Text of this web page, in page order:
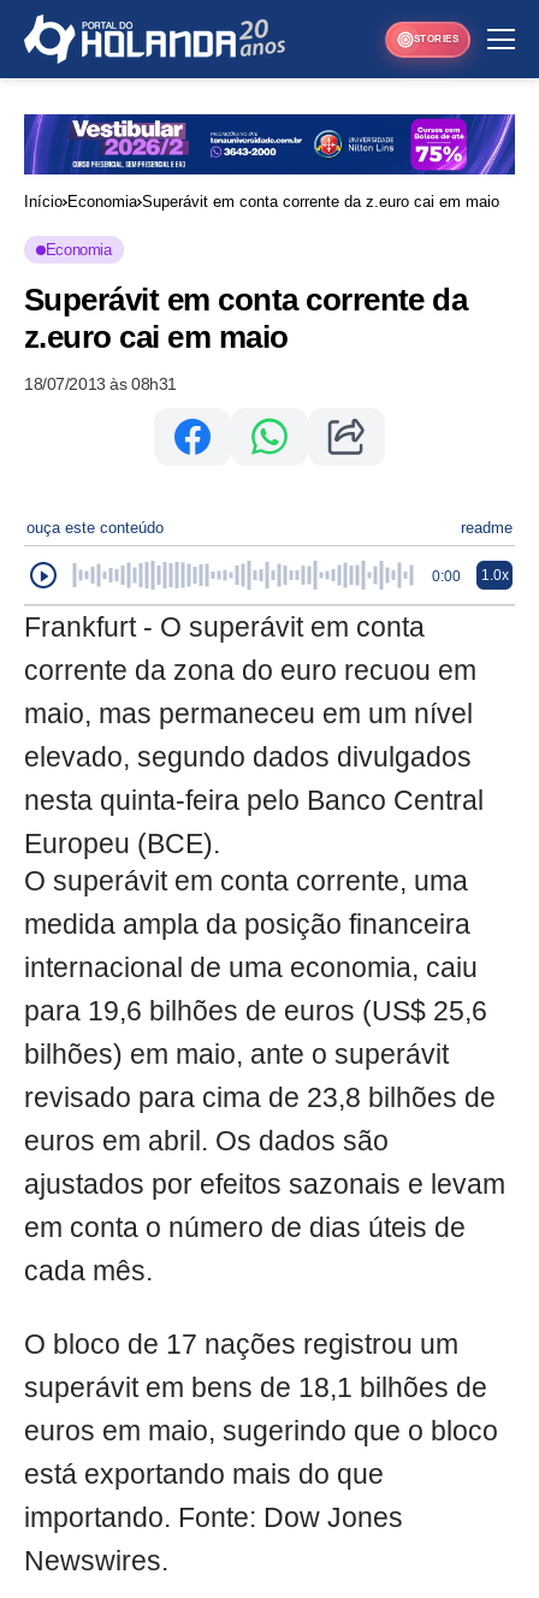
STORIES
Início Economia Superávit em conta corrente da z.euro cai em maio
Economia
Superávit em conta corrente da
z.euro cai em maio
18/07/2013 às 08h31
ouça este conteúdo readme
0:00 1.0x
Frankfurt - O superávit em conta
corrente da zona do euro recuou em
maio, mas permaneceu em um nível
elevado, segundo dados divulgados
nesta quinta-feira pelo Banco Central
Europeu (BCE).
O superávit em conta corrente, uma
medida ampla da posição financeira
internacional de uma economia, caiu
para 19,6 bilhões de euros (US$ 25,6
bilhões) em maio, ante o superávit
revisado para cima de 23,8 bilhões de
euros em abril. Os dados são
ajustados por efeitos sazonais e levam
em conta o número de dias úteis de
cada mês.
O bloco de 17 nações registrou um
superávit em bens de 18,1 bilhões de
euros em maio, sugerindo que o bloco
está exportando mais do que
importando. Fonte: Dow Jones
Newswires.